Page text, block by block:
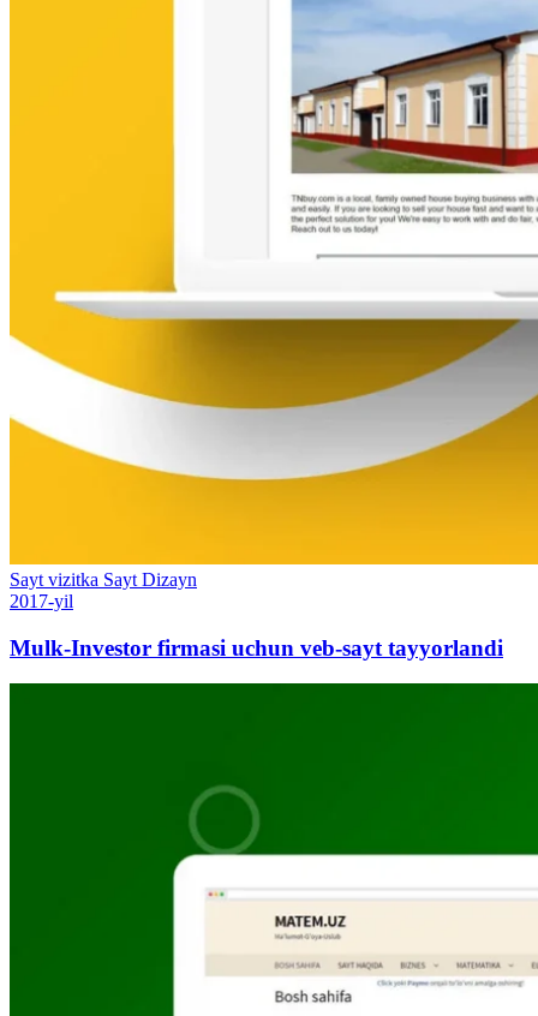
Sayt vizitka Sayt Dizayn
2017-yil
Mulk-Investor firmasi uchun veb-sayt tayyorlandi